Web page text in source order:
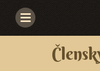
Navigace